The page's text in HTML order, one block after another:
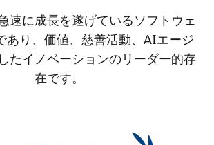
速に成長を遂げているソフトウェ
あり、価値、慈善活動、AIエージ
たイノベーションのリーダー的存
在です。